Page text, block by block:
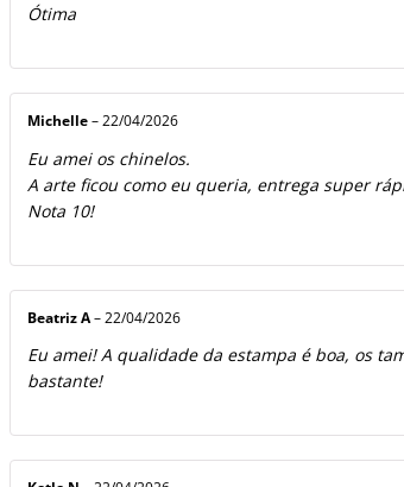
Ótima
Michelle – 22/04/2026
Eu amei os chinelos.
A arte ficou como eu queria, entrega super
Nota 10!
Beatriz A – 22/04/2026
Eu amei! A qualidade da estampa é boa, os
bastante!